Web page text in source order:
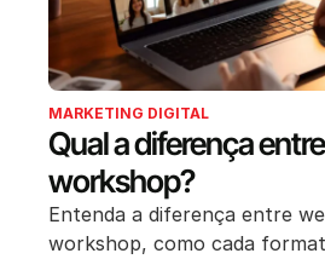
MARKETING DIGITAL
Qual a diferença
workshop?
Entenda a diferença entre
workshop, como cada